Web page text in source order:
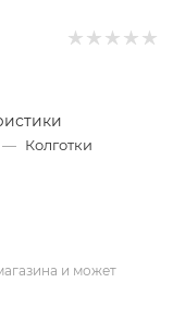
— Колготки
и может